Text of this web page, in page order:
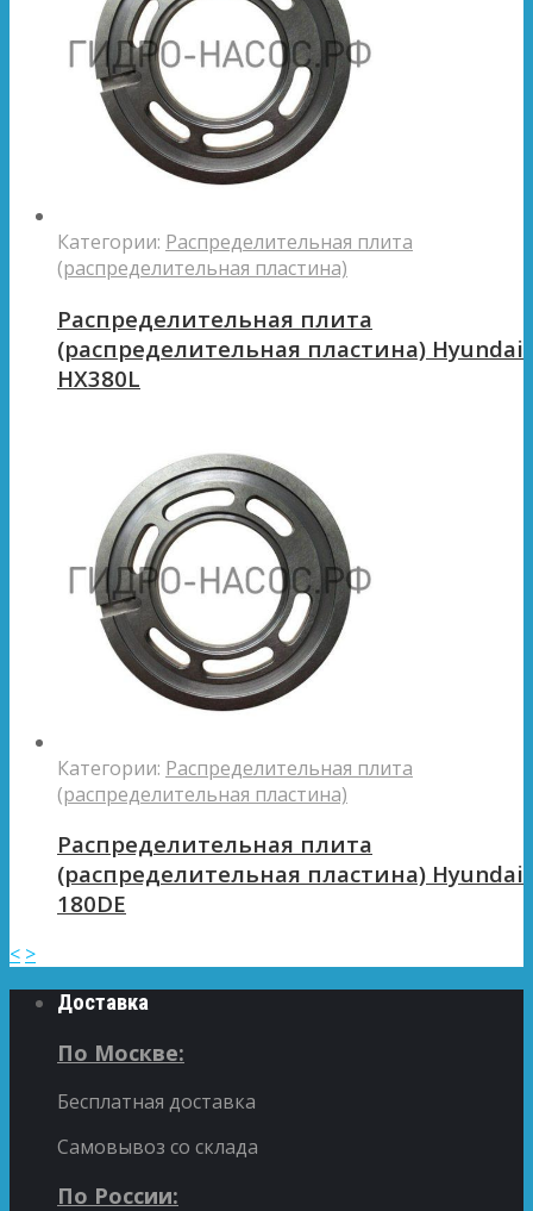
Категории: Распределительная плита
(распределительная пластина)
Распределительная плита
(распределительная пластина) Hyundai
HX380L
Категории: Распределительная плита
(распределительная пластина)
Распределительная плита
(распределительная пластина) Hyundai
180DE
< >
Доставка
По Москве:
Бесплатная доставка
Самовывоз со склада
По России: